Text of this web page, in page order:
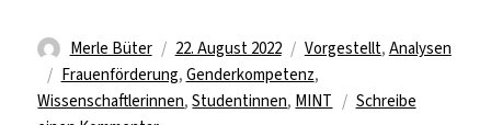
Autor
Merle Büter
Veröffentlicht
am
22. August 2022 Kategorien
Vorgestellt, Analysen
Schlagwörter
Frauenförderung, Genderkompetenz,
Wissenschaftlerinnen,Studentinnen, MINT
Schreibe